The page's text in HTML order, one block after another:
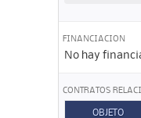
FINANCIACION
No hay
CONTRATOS
OBJETO